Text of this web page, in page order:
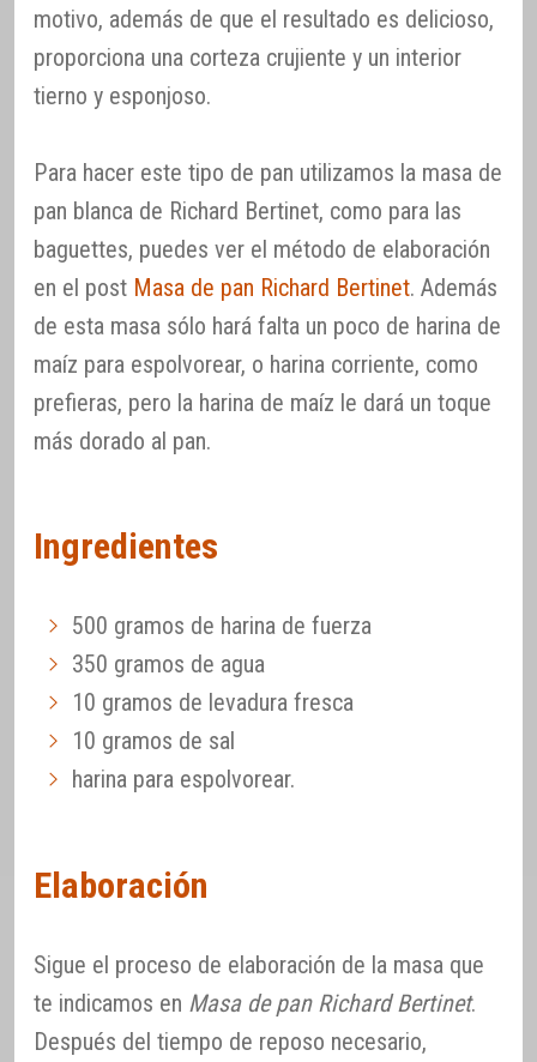
motivo, además de que el resultado es delicioso,
proporciona una corteza crujiente y un interior
tierno y esponjoso.
Para hacer este tipo de pan utilizamos la masa de
pan blanca de Richard Bertinet, como para las
baguettes, puedes ver el método de elaboración
en el post Masa de pan Richard Bertinet. Además
de esta masa sólo hará falta un poco de harina de
maíz para espolvorear, o harina corriente, como
prefieras, pero la harina de maíz le dará un toque
más dorado al pan.
Ingredientes
500 gramos de harina de fuerza
350 gramos de agua
10 gramos de levadura fresca
10 gramos de sal
harina para espolvorear.
Elaboración
Sigue el proceso de elaboración de la masa que
te indicamos en Masa de pan Richard Bertinet.
Después del tiempo de reposo necesario,